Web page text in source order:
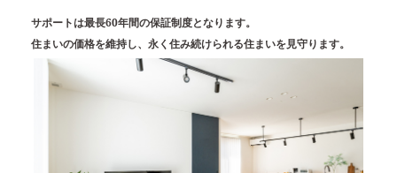
サポートは最長60年間の保証制度となります。
住まいの価格を維持し、永く住み続けられる住まいを見守ります。